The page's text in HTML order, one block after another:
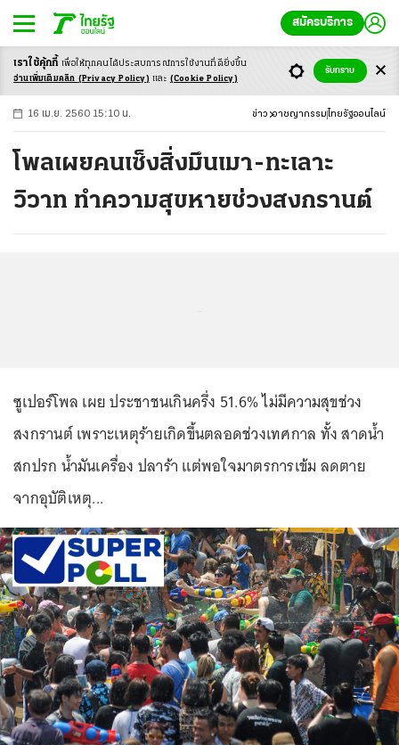
สมัครบริการ
-ก ก ก+
16 เม.ย. 2560 15:10 น. ข่าว อาชญากรรม ไทยรัฐออนไลน์
โพลเผยคนเซ็งสิ่งมึนเมา-ทะเลาะ
วิวาท ทำความสุขหายช่วงสงกรานต์
ซูเปอร์โพล เผย ประชาชนเกินครึ่ง 51.6% ไม่มีความสุขช่วง
สงกรานต์ เพราะเหตุร้ายเกิดขึ้นตลอดช่วงเทศกาล ทั้ง สาดน้ำ
สกปรก น้ำมันเครื่อง ปลาร้า แต่พอใจมาตรการเข้ม ลดตาย
จากอุบัติเหตุ...
เราใช้คุ้กกี้ เพื่อให้ทุกคนได้ประสบการณ์การใช้งานที่ดียิ่งขึ้น
อ่านเพิ่มเติมคลิก (Privacy Policy) และ (Cookie Policy)
รับทราบ